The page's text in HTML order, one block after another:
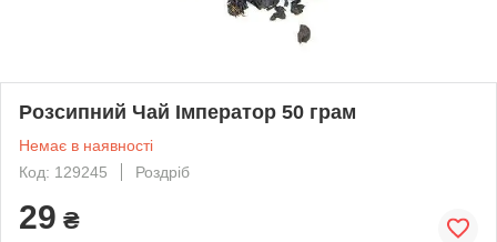
Розсипний Чай Імператор 50 грам
Немає в наявності
Код: 129245
Роздріб
29 ₴